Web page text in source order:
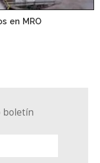
en MRO
boletín